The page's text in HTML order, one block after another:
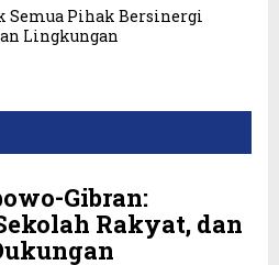
Semua Pihak Bersinergi
Lingkungan
Gibran:
Rakyat, dan